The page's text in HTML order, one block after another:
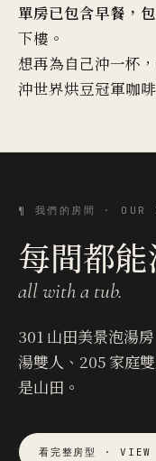
單房已包含早餐，
下樓。
想再為自己沖一杯
沖世界烘豆冠軍咖
¶ 我們的房間 · OUR
每間都能
all with a tub.
301 山田美景泡湯
湯雙人、205 家庭
是山田。
看完整房型 · VIEW